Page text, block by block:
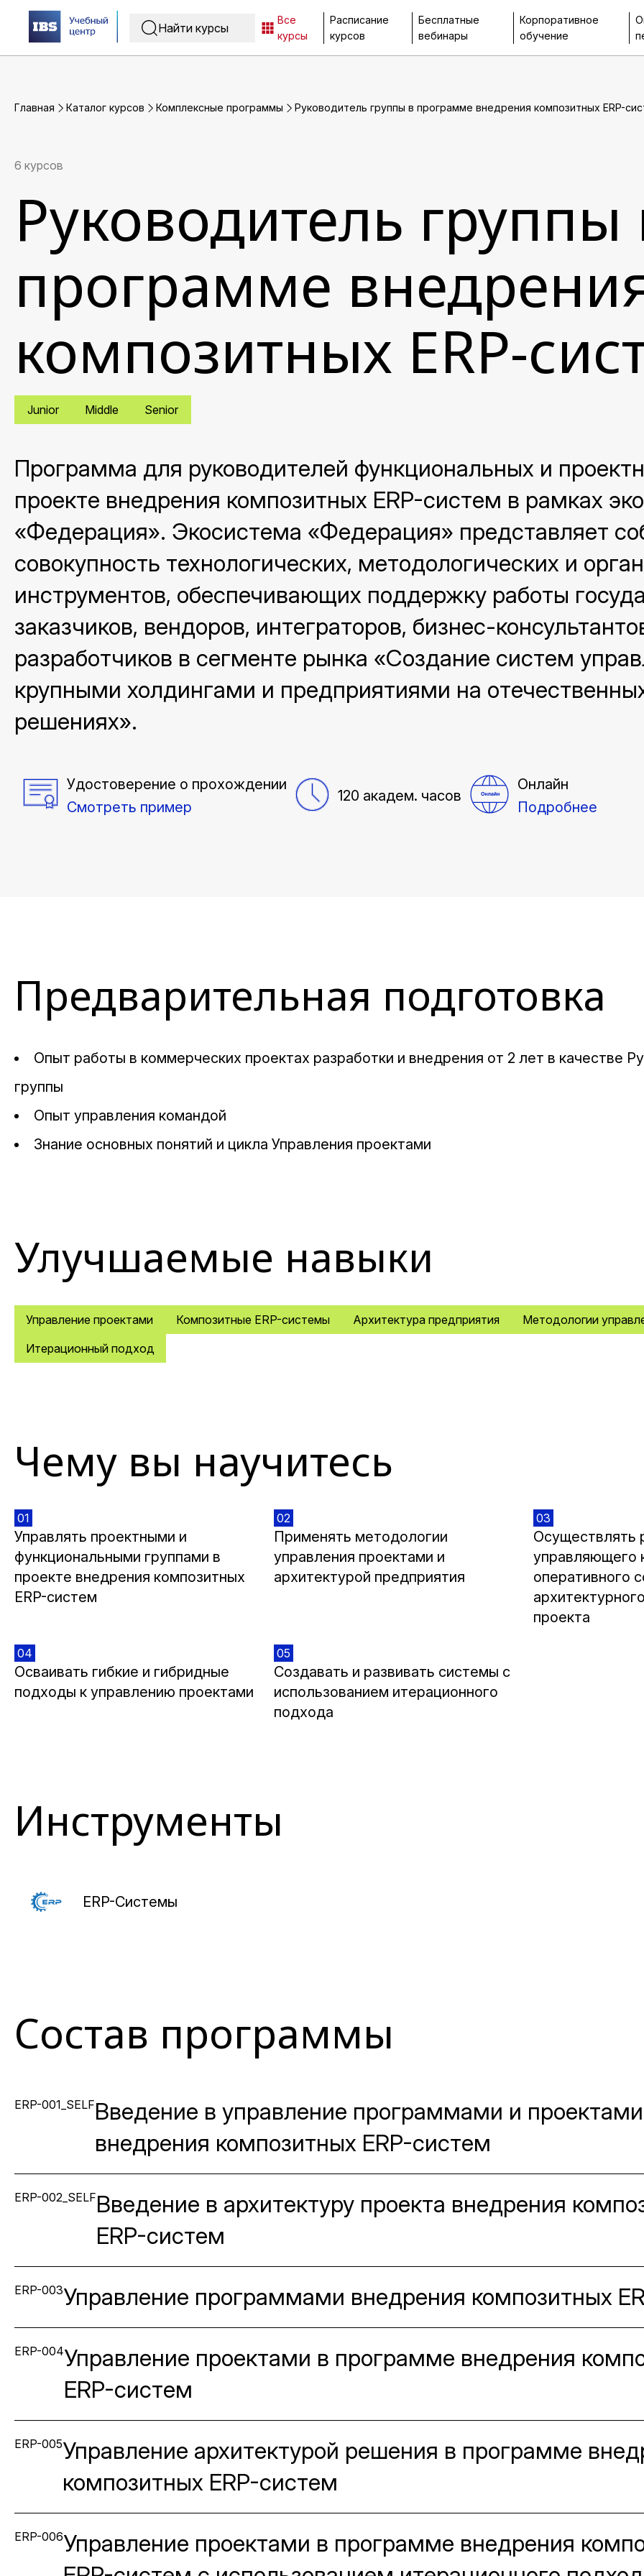
Все
курсы
Расписание
курсов
Бесплатные
вебинары
Корпоративное
обучение
Главная Каталог курсов Комплексные программы Руководитель группы в программе внедрения композитных ERP-
6 курсов
Руководитель группы
программе
композитных ERP-
Junior Middle Senior
Программа для руководителей функциональных и
проекте внедрения композитных ERP-систем в рамках
«Федерация». Экосистема «Федерация» представляет
совокупность технологических, методологических и
инструментов, обеспечивающих поддержку работы
заказчиков, вендоров, интеграторов, бизнес-
разработчиков в сегменте рынка «Создание систем
крупными холдингами и предприятиями на
решениях».
Удостоверение о прохождении
Смотреть пример
120 академ. часов
Онлайн
Подробнее
Предварительная подготовка
Опыт работы в коммерческих проектах разработки и внедрения от 2 лет в качестве
группы
Опыт управления командой
Знание основных понятий и цикла Управления проектами
Улучшаемые навыки
Управление проектами Композитные ERP-системы Архитектура предприятия
Методологии
Итерационный подход
Чему вы научитесь
01
Управлять проектными и
функциональными группами в
проекте внедрения композитных
ERP-систем
02
Применять методологии
управления проектами и
архитектурой предприятия
03
Осуществлять
управляющего
оперативного
проекта
04
Осваивать гибкие и гибридные
подходы к управлению проектами
05
Создавать и развивать системы с
использованием итерационного
подхода
Инструменты
ERP-Системы
Состав программы
ERP-001_SELFВведение в управление программами и проектами
внедрения композитных ERP-систем
ERP-002_SELFВведение в архитектуру проекта внедрения
ERP-систем
ERP-003Управление программами внедрения композитных
ERP-004Управление проектами в программе внедрения
ERP-систем
ERP-005Управление архитектурой решения в программе
композитных ERP-систем
ERP-006Управление проектами в программе внедрения